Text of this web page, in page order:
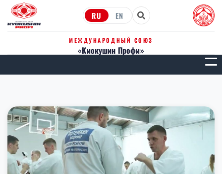
RU EN
МЕЖДУНАРОДНЫЙ СОЮЗ
«Киокушин Профи»